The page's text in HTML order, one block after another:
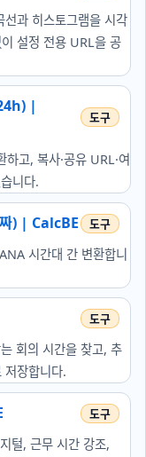
과 히스토그램을 시각
설정 전용 URL을 공
|
고, 복사·공유 URL·여
니다.
) | CalcBE
시간대 간 변환합니
회의 시간을 찾고, 추
저장합니다.
털, 근무 시간 강조,